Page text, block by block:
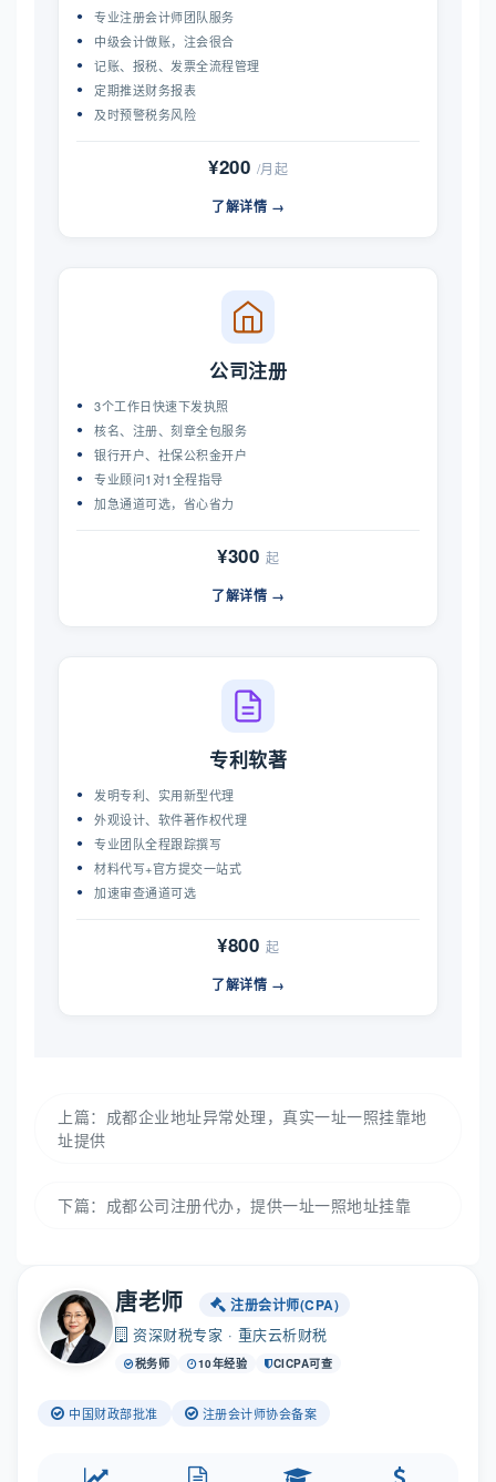
专业注册会计师团队服务
中级会计做账，注会很合
记账、报税、发票全流程管理
定期推送财务报表
及时预警税务风险
¥200 /月起
了解详情 →
公司注册
3个工作日快速下发执照
核名、注册、刻章全包服务
银行开户、社保公积金开户
专业顾问1对1全程指导
加急通道可选，省心省力
¥300 起
了解详情 →
专利软著
发明专利、实用新型代理
外观设计、软件著作权代理
专业团队全程跟踪撰写
材料代写+官方提交一站式
加速审查通道可选
¥800 起
了解详情 →
上篇： 成都企业地址异常处理，真实一址一照挂靠地
址提供
下篇： 成都公司注册代办，提供一址一照地址挂靠
唐老师 注册会计师(CPA)
资深财税专家 · 重庆云析财税
税务师 10年经验 CICPA可查
中国财政部批准 注册会计师协会备案